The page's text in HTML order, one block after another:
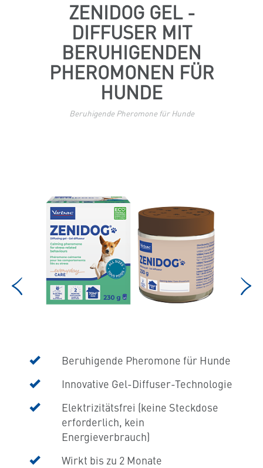
ZENIDOG GEL -
DIFFUSER MIT
BERUHIGENDEN
PHEROMONEN FÜR
HUNDE
Beruhigende Pheromone für Hunde
Beruhigende Pheromone für Hunde
Innovative Gel-Diffuser-Technologie
Elektrizitätsfrei (keine Steckdose
erforderlich, kein
Energieverbrauch)
Wirkt bis zu 2 Monate